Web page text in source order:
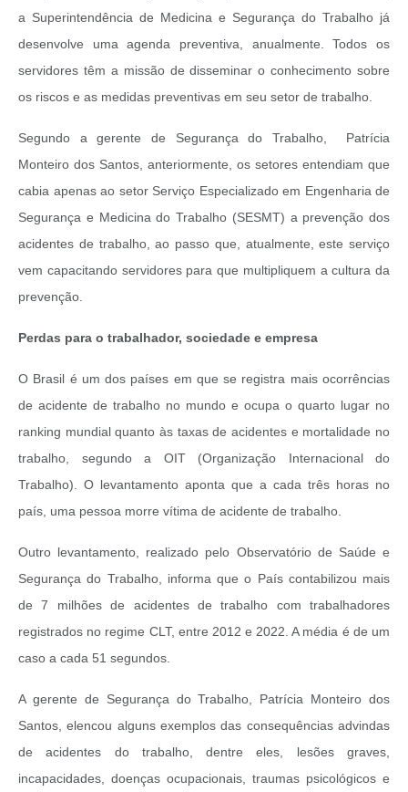
a Superintendência de Medicina e Segurança do Trabalho já
desenvolve uma agenda preventiva, anualmente. Todos os
servidores têm a missão de disseminar o conhecimento sobre
os riscos e as medidas preventivas em seu setor de trabalho.
Segundo a gerente de Segurança do Trabalho, Patrícia
Monteiro dos Santos, anteriormente, os setores entendiam que
cabia apenas ao setor Serviço Especializado em Engenharia de
Segurança e Medicina do Trabalho (SESMT) a prevenção dos
acidentes de trabalho, ao passo que, atualmente, este serviço
vem capacitando servidores para que multipliquem a cultura da
prevenção.
Perdas para o trabalhador, sociedade e empresa
O Brasil é um dos países em que se registra mais ocorrências
de acidente de trabalho no mundo e ocupa o quarto lugar no
ranking mundial quanto às taxas de acidentes e mortalidade no
trabalho, segundo a OIT (Organização Internacional do
Trabalho). O levantamento aponta que a cada três horas no
país, uma pessoa morre vítima de acidente de trabalho.
Outro levantamento, realizado pelo Observatório de Saúde e
Segurança do Trabalho, informa que o País contabilizou mais
de 7 milhões de acidentes de trabalho com trabalhadores
registrados no regime CLT, entre 2012 e 2022. A média é de um
caso a cada 51 segundos.
A gerente de Segurança do Trabalho, Patrícia Monteiro dos
Santos, elencou alguns exemplos das consequências advindas
de acidentes do trabalho, dentre eles, lesões graves,
incapacidades, doenças ocupacionais, traumas psicológicos e